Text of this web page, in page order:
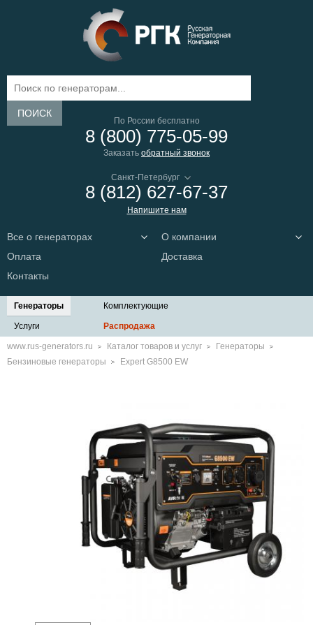
ПОИСК
По России бесплатно
8 (800) 775-05-99
Заказать обратный звонок
8 (812) 627-67-37
Напишите нам
Все о генераторах
О компании
Оплата
Доставка
Контакты
Генераторы Комплектующие
Услуги Распродажа
www.rus-generators.ru Каталог товаров и услуг
Генераторы
Бензиновые генераторы
Expert G8500 EW